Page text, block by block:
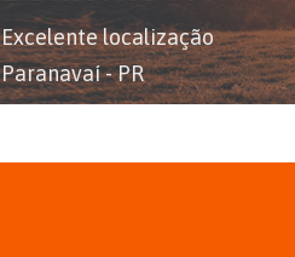
Excelente localização
Paranavaí - PR